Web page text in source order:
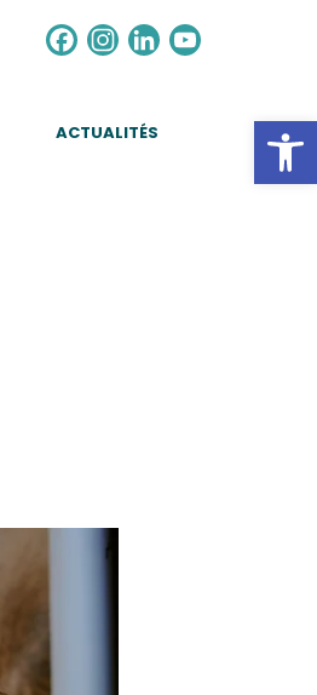
Facebook
Instagram
LinkedIn
ACTUALITÉS